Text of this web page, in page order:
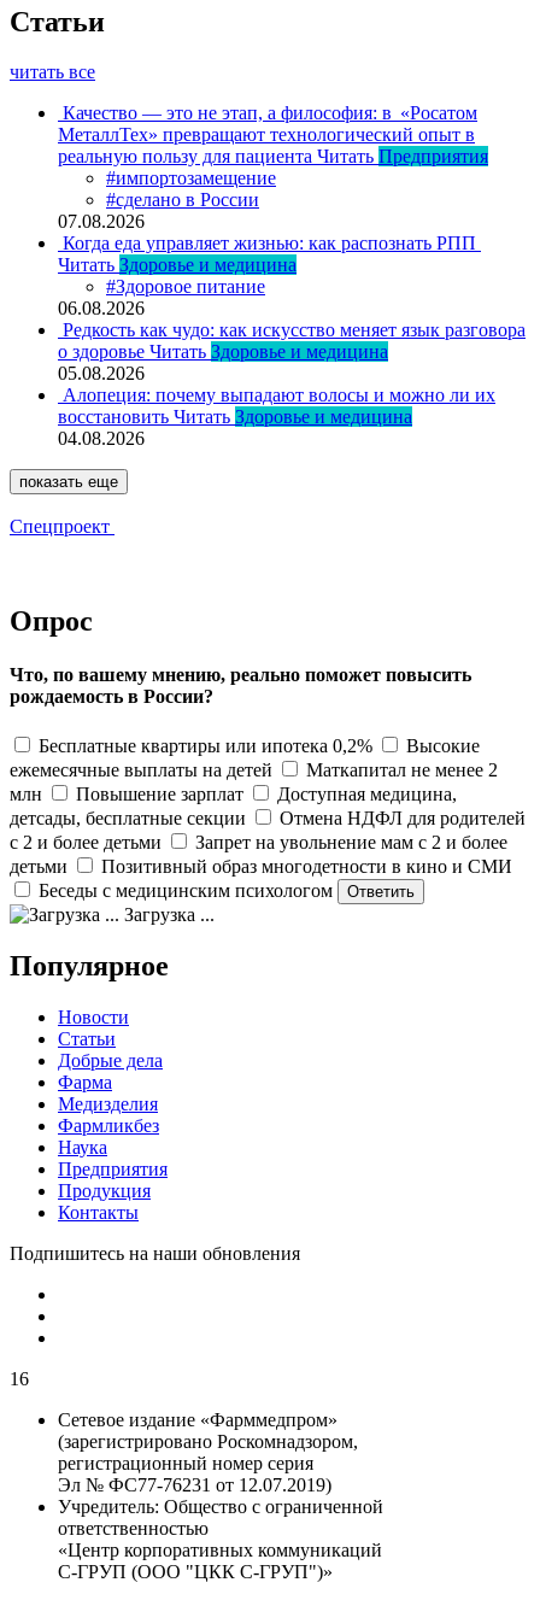
Статьи
читать все
Качество — это не этап, а философия: в «Росатом
МеталлТех» превращают технологический опыт в
реальную пользу для пациента Читать Предприятия
#импортозамещение
#сделано в России
07.08.2026
Когда еда управляет жизнью: как распознать РПП
Читать Здоровье и медицина
#Здоровое питание
06.08.2026
Редкость как чудо: как искусство меняет язык разговора
о здоровье Читать Здоровье и медицина
05.08.2026
Алопеция: почему выпадают волосы и можно ли их
восстановить Читать Здоровье и медицина
04.08.2026
показать еще
Спецпроект
Опрос
Что, по вашему мнению, реально поможет повысить
рождаемость в России?
Бесплатные квартиры или ипотека 0,2%
Высокие
ежемесячные выплаты на детей
Маткапитал не менее 2
млн
Повышение зарплат
Доступная медицина,
детсады, бесплатные секции
Отмена НДФЛ для родителей
с 2 и более детьми
Запрет на увольнение мам с 2 и более
детьми
Позитивный образ многодетности в кино и СМИ
Беседы с медицинским психологом
Загрузка ...
Популярное
Новости
Статьи
Добрые дела
Фарма
Медизделия
Фармликбез
Наука
Предприятия
Продукция
Контакты
Подпишитесь на наши обновления
16
Сетевое издание «Фарммедпром»
(зарегистрировано Роскомнадзором,
регистрационный номер серия
Эл № ФС77-76231 от 12.07.2019)
Учредитель: Общество с ограниченной
ответственностью
«Центр корпоративных коммуникаций
С-ГРУП (ООО "ЦКК С-ГРУП")»